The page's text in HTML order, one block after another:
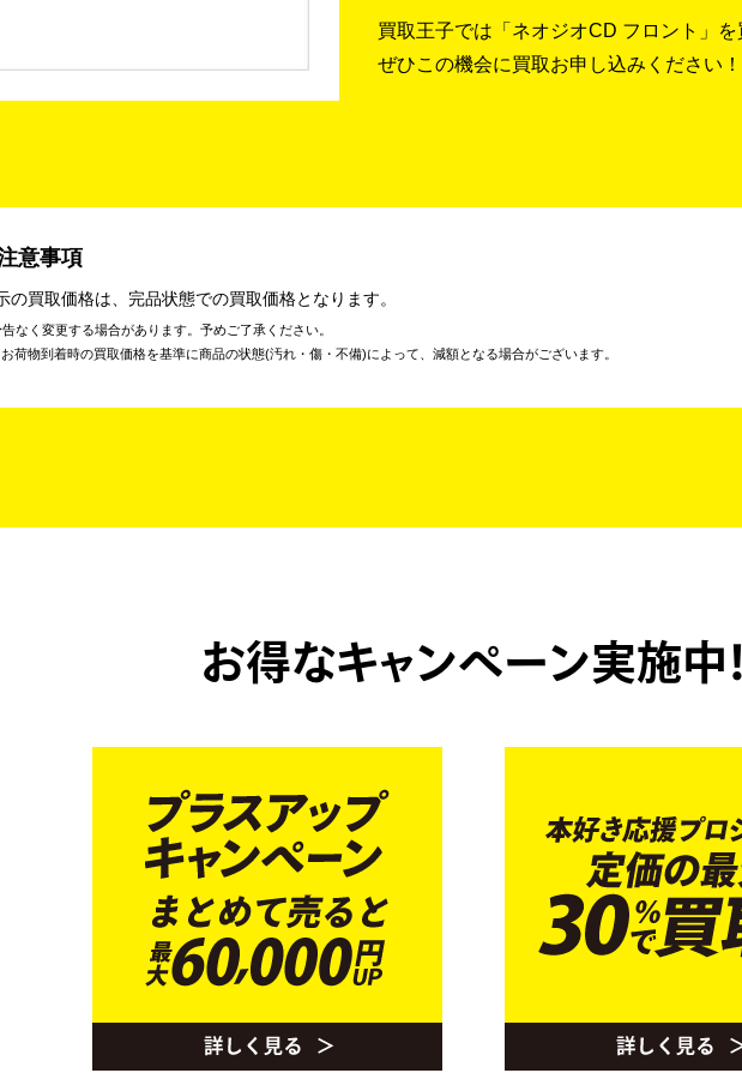
買取王子では「ネオジオCD フロント」
ぜひこの機会に買取お申し込みください！
意事項
の買取価格は、完品状態での買取価格となります。
なく変更する場合があります。予めご了承ください。
荷物到着時の買取価格を基準に商品の状態(汚れ・傷・不備)によって、減額となる場合がございます。
お得なキャンペーン実施中